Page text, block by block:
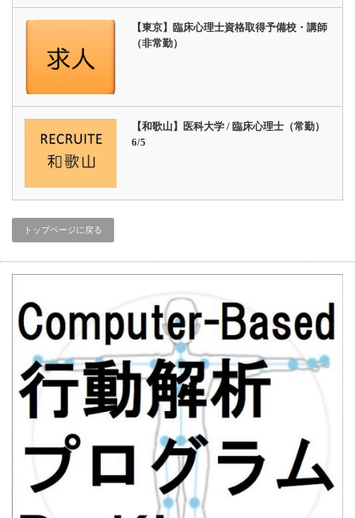
【東京】臨床心理士資格取得予備校・講師
（非常勤）
【和歌山】医科大学 / 臨床心理士（常勤）
6/5
トップページに戻る